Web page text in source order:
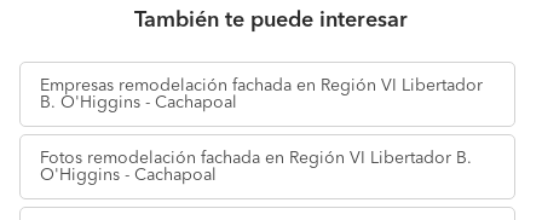
También te puede interesar
Empresas remodelación fachada en Región VI Libertador
B. O'Higgins - Cachapoal
Fotos remodelación fachada en Región VI Libertador B.
O'Higgins - Cachapoal